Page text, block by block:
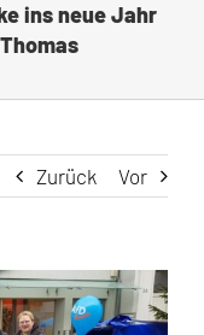
ins neue Jahr
Zurück Vor